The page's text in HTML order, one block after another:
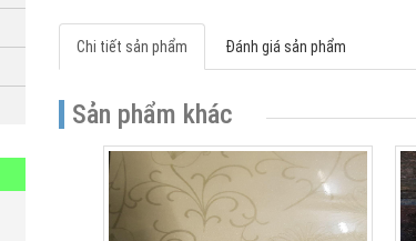
Chi tiết sản phẩm Đánh giá sản phẩm
Sản phẩm khác